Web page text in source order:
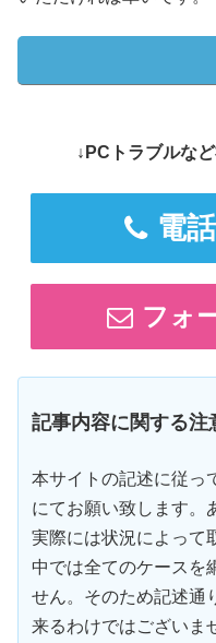
↓PCトラブルな
電
フォ
記事内容に関する注
本サイトの記述に従っ
にてお願い致します。
実際には状況によって
中では全てのケースを
せん。そのため記述通
来るわけではございま